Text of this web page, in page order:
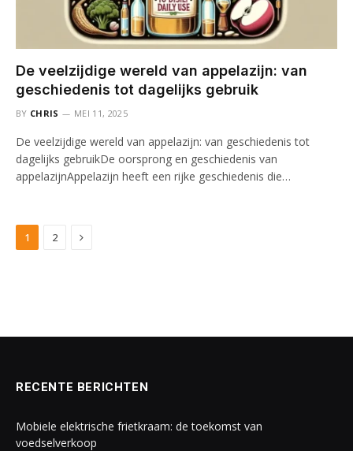
De veelzijdige wereld van appelazijn: van
geschiedenis tot dagelijks gebruik
BY CHRIS MEI 11, 2025
De veelzijdige wereld van appelazijn: van geschiedenis tot
dagelijks gebruikDe oorsprong en geschiedenis van
appelazijnAppelazijn heeft een rijke geschiedenis die…
1 2 Next
RECENTE BERICHTEN
Mobiele elektrische frietkraam: de toekomst van
voedselverkoop